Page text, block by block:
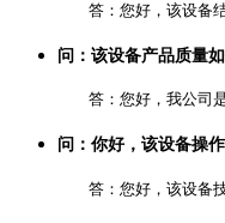
答：您好，该设备
问：该设备产品质量
答：您好，我公司
问：你好，该设备操
答：您好，该设备